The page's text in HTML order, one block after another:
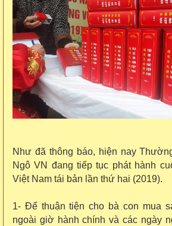
Như đã thông báo, hiện nay
Ngô VN đang tiếp tục phát hành
Việt Nam tái bản lần thứ hai (2019).
1- Để thuận tiện cho bà con mua
ngoài giờ hành chính và các ngày